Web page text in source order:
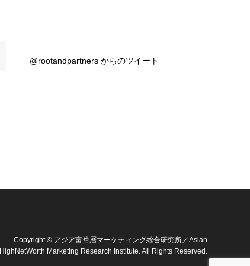
@rootandpartners からのツイート
Copyright© アジア富裕層マーケティング総合研究所／Asian
HighNetWorth Marketing Research Institute. All Rights Reserved.